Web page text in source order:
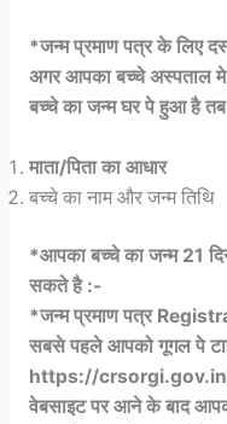
*जन्म प्रमाण पत्र के लिए
अगर आपका बच्चे अस्पताल मे
बच्चे का जन्म घर पे हुआ है तब
माता/पिता का आधार
बच्चे का नाम और जन्म तिथि
*आपका बच्चे का जन्म 21
सकते है :-
*जन्म प्रमाण पत्र
सबसे पहले आपको गूगल पे
https://
वेबसाइट पर आने के बाद